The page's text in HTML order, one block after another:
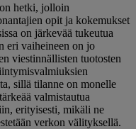
hetki, jolloin
opit ja kokemukset
on järkevää tukeutua
eri vaiheineen on jo
viestinnällisten tuotosten
sillä tilanne on monelle
valmistautua
erityisesti, mikäli ne
verkon välityksellä.